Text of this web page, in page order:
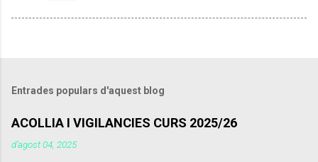
Entrades populars d'aquest blog
ACOLLIA I VIGILANCIES CURS 2025/26
d’agost 04, 2025